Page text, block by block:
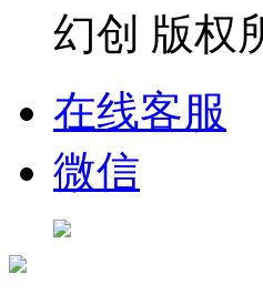
幻创 版权
在线客服
微信